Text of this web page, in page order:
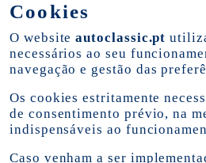
Cookies
O websiteautoclassic.pt
necessários ao seu
navegação e gestão das
Os cookies estritamente
de consentimento prévio, na
indispensáveis ao
Caso venham a ser